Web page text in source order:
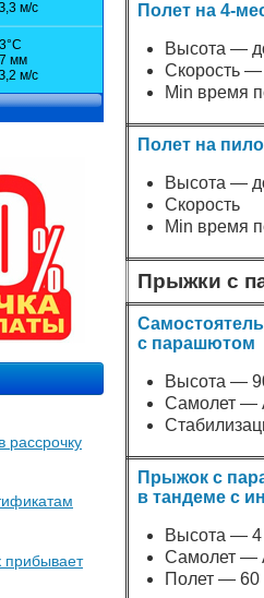
Полет на 4-
Высота —
Скорость —
Min время
Полет на
Высота —
Скорость
Min время
Прыжки с
с парашютом
Высота —
Самолет —
Прыжок с
в тандеме с
Высота —
Самолет —
Полет — 60
рассрочку
прибывает